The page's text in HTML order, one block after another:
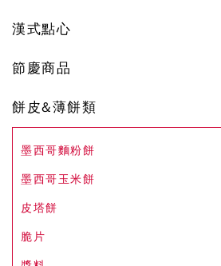
漢式點心
節慶商品
餅皮&薄餅類
墨西哥麵粉餅
墨西哥玉米餅
皮塔餅
脆片